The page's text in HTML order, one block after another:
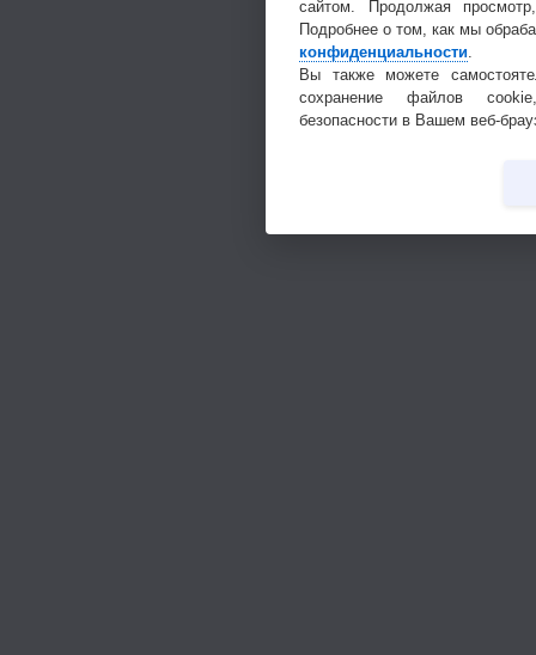
сайтом. Продолжая
Подробнее о том, как мы
конфиденциальности
Вы также можете
сохранение файлов
безопасности в Вашем веб-